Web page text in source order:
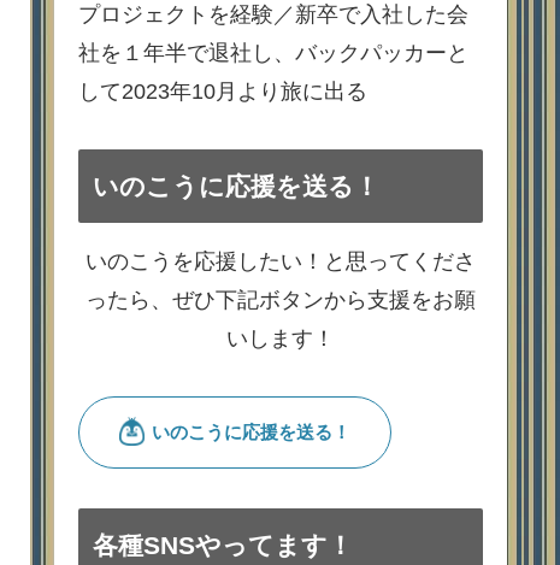
プロジェクトを経験／新卒で入社した会
社を１年半で退社し、バックパッカーと
して2023年10月より旅に出る
いのこうに応援を送る！
いのこうを応援したい！と思ってくださ
ったら、ぜひ下記ボタンから支援をお願
いします！
各種SNSやってます！